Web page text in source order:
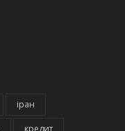
іран
кредит